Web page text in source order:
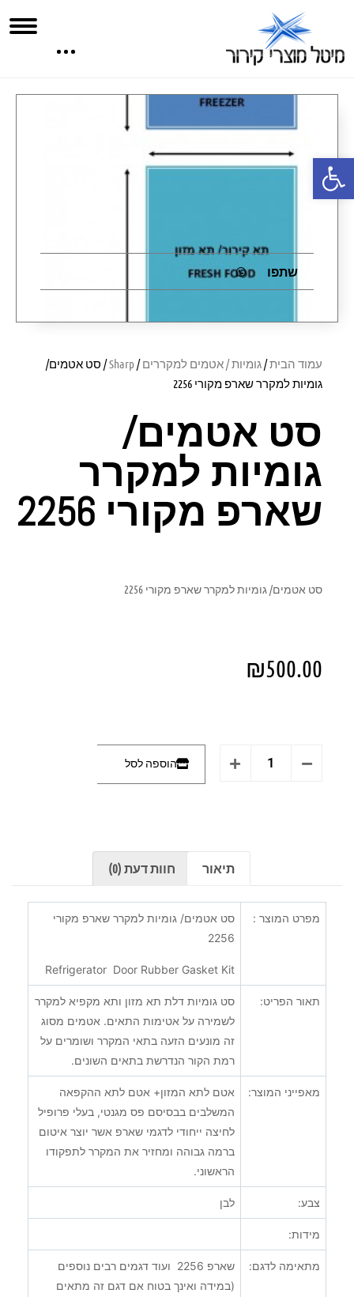
פתח סרגל נגישות
עמוד הבית/גומיות / אטמים למקררים/
Sharp/ סט אטמים/
גומיות למקרר שארפ מקורי 2256
סט אטמים/
גומיות למקרר
שארפ מקורי 2256
סט אטמים/ גומיות למקרר שארפ מקורי 2256
₪500.00
הוספה לסל
שתפו
תיאור חוות דעת (0)
מפרט המוצר :
סט אטמים/ גומיות למקרר שארפ מקורי
2256
Refrigerator Door Rubber Gasket Kit
תאור הפריט:
סט גומיות דלת תא מזון ותא מקפיא למקרר
לשמירה על אטימות התאים. אטמים מסוג
זה מונעים הזעה בתאי המקרר ושומרים על
רמת הקור הנדרשת בתאים השונים.
מאפייני המוצר:
אטם לתא המזון+ אטם לתא ההקפאה
המשלבים בבסיסם פס מגנטי, בעלי פרופיל
לחיצה ייחודי לדגמי שארפ אשר יוצר איטום
ברמה גבוהה ומחזיר את המקרר לתפקודו
הראשוני.
צבע: לבן
מידות:
מתאימה לדגם:
שארפ 2256 ועוד דגמים רבים נוספים
(במידה ואינך בטוח אם דגם זה מתאים